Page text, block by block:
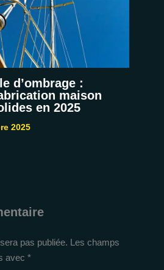
d’ombrage :
maison
en 2025
2025
pas publiée. Les champs
avec *